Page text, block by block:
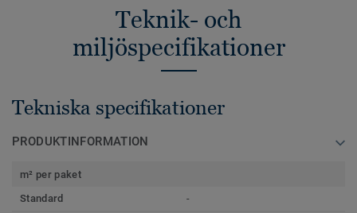
Teknik- och
miljöspecifikationer
Tekniska specifikationer
PRODUKTINFORMATION
m² per paket
Standard
-